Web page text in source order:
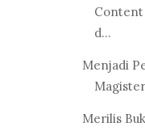
d...
Menjadi
Merilis